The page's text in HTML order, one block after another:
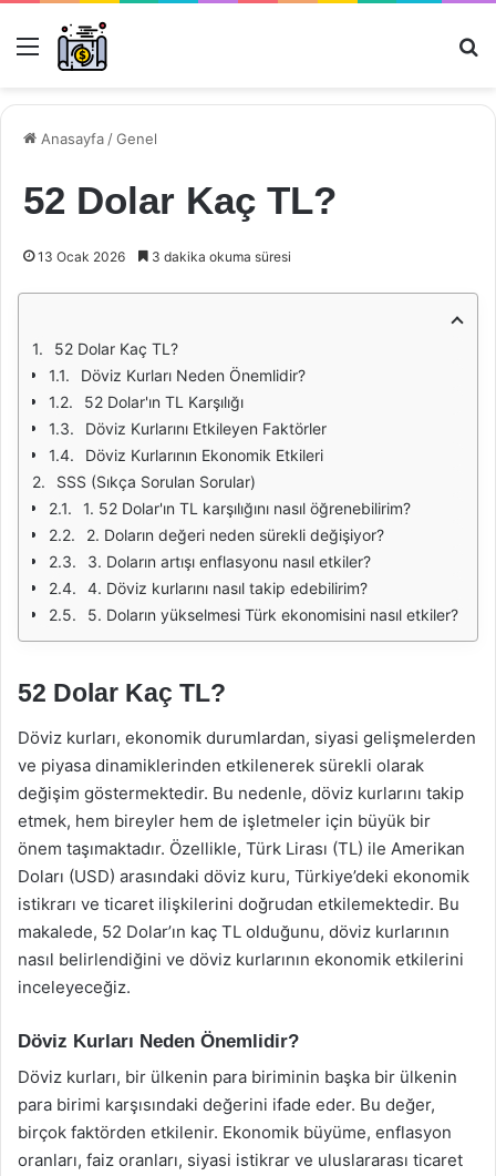
Menü
Anasayfa /Genel
52 Dolar Kaç TL?
13 Ocak 2026 3 dakika okuma süresi
52 Dolar Kaç TL?
Döviz Kurları Neden Önemlidir?
52 Dolar'ın TL Karşılığı
Döviz Kurlarını Etkileyen Faktörler
Döviz Kurlarının Ekonomik Etkileri
SSS (Sıkça Sorulan Sorular)
1. 52 Dolar'ın TL karşılığını nasıl öğrenebilirim?
2. Doların değeri neden sürekli değişiyor?
3. Doların artışı enflasyonu nasıl etkiler?
4. Döviz kurlarını nasıl takip edebilirim?
5. Doların yükselmesi Türk ekonomisini nasıl etkiler?
52 Dolar Kaç TL?
Döviz kurları, ekonomik durumlardan, siyasi gelişmelerden
ve piyasa dinamiklerinden etkilenerek sürekli olarak
değişim göstermektedir. Bu nedenle, döviz kurlarını takip
etmek, hem bireyler hem de işletmeler için büyük bir
önem taşımaktadır. Özellikle, Türk Lirası (TL) ile Amerikan
Doları (USD) arasındaki döviz kuru, Türkiye’deki ekonomik
istikrarı ve ticaret ilişkilerini doğrudan etkilemektedir. Bu
makalede, 52 Dolar’ın kaç TL olduğunu, döviz kurlarının
nasıl belirlendiğini ve döviz kurlarının ekonomik etkilerini
inceleyeceğiz.
Döviz Kurları Neden Önemlidir?
Döviz kurları, bir ülkenin para biriminin başka bir ülkenin
para birimi karşısındaki değerini ifade eder. Bu değer,
birçok faktörden etkilenir. Ekonomik büyüme, enflasyon
oranları, faiz oranları, siyasi istikrar ve uluslararası ticaret